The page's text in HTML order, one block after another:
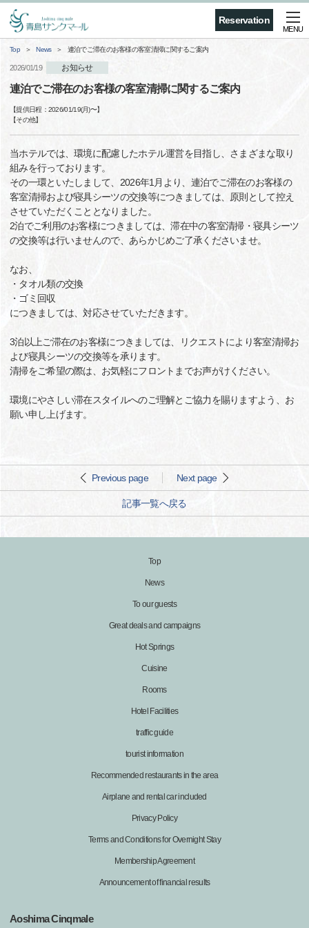
Reservation
MENU
Top News 連泊でご滞在のお客様の客室清掃に関するご案内
2026/01/19 お知らせ
連泊でご滞在のお客様の客室清掃に関するご案内
【提供日程： 2026/01/19(月)〜】
【その他】
当ホテルでは、環境に配慮したホテル運営を目指し、さまざまな取り
組みを行っております。
その一環といたしまして、2026年1月より、連泊でご滞在のお客様の
客室清掃および寝具シーツの交換等につきましては、原則として控え
させていただくこととなりました。
2泊でご利用のお客様につきましては、滞在中の客室清掃・寝具シーツ
の交換等は行いませんので、あらかじめご了承くださいませ。
なお、
・タオル類の交換
・ゴミ回収
につきましては、対応させていただきます。
3泊以上ご滞在のお客様につきましては、リクエストにより客室清掃お
よび寝具シーツの交換等を承ります。
清掃をご希望の際は、お気軽にフロントまでお声がけください。
環境にやさしい滞在スタイルへのご理解とご協力を賜りますよう、お
願い申し上げます。
Previous page Next page
記事一覧へ戻る
Top
News
To our guests
Great deals and campaigns
Hot Springs
Cuisine
Rooms
Hotel Facilities
traffic guide
tourist information
Recommended restaurants in the area
Airplane and rental car included
Privacy Policy
Terms and Conditions for Overnight Stay
Membership Agreement
Announcement of financial results
Aoshima Cinqmale